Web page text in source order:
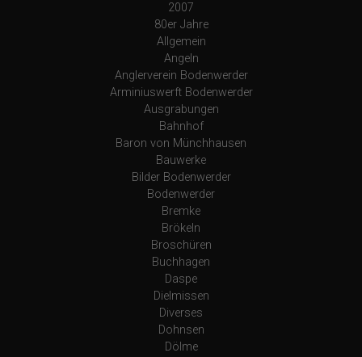
2007
80er Jahre
Allgemein
Angeln
Anglerverein Bodenwerder
Arminiuswerft Bodenwerder
Ausgrabungen
Bahnhof
Baron von Münchhausen
Bauwerke
Bilder Bodenwerder
Bodenwerder
Bremke
Brökeln
Broschüren
Buchhagen
Daspe
Dielmissen
Diverses
Dohnsen
Dölme